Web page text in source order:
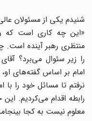
شنیدم یکی از مسئولان عالی
«‌این چه کاری است که
منتظری رهبر آینده است.
را زیر سئوال می‌برد؟
امام بر اساس گفته‌های او،
نرفتم تا مسائل خود را با
رابطه اقدام می‌کردیم. این
معلوم نیست به کجا